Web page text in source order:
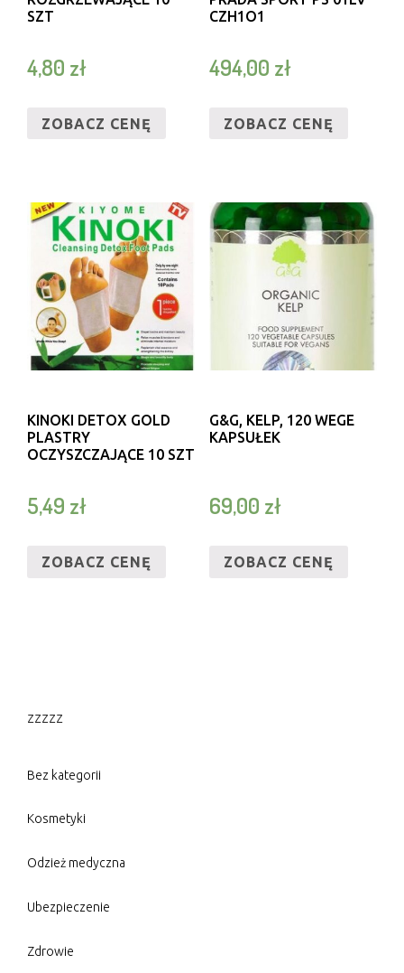
SZT
4,80 zł
ZOBACZ CENĘ
CZH1O1
494,00 zł
ZOBACZ CENĘ
KINOKI DETOX GOLD
PLASTRY
OCZYSZCZAJĄCE 10 SZT
5,49 zł
ZOBACZ CENĘ
G&G, KELP, 120 WEGE
KAPSUŁEK
69,00 zł
ZOBACZ CENĘ
zzzzz
Bez kategorii
Kosmetyki
Odzież medyczna
Ubezpieczenie
Zdrowie